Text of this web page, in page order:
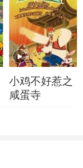
小鸡不好惹之
咸蛋寺